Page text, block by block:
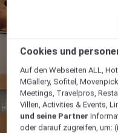
Cookies und
Auf den Webseiten ALL,
MGallery, Sofitel,
Meetings, Travelpros,
Villen, Activities & Events,
und seine Partner
oder darauf zugreifen, um: